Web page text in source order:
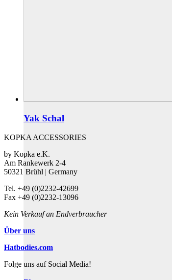
Yak Schal
KOPKA ACCESSORIES
by Kopka e.K.
Am Rankewerk 2-4
50321 Brühl | Germany
Tel. +49 (0)2232-42699
Fax +49 (0)2232-13096
Kein Verkauf an Endverbraucher
Über uns
Hatbodies.com
Folge uns auf Social Media!